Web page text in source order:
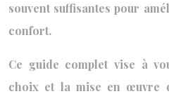
souvent suffisantes pour
confort.
Ce guide complet vise à
choix et la mise en œuvre